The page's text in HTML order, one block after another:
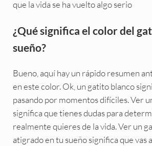
que la vida se ha vuelto algo serio
¿Qué significa el color del
sueño?
Bueno, aquí hay un rápido resumen
en este color. Ok, un gatito blanco
pasando por momentos difíciles. Ver
significa que tienes dudas para
realmente quieres de la vida. Ver un
atigrado en tu sueño significa que vas